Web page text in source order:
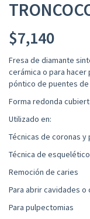
$7,140
Fresa de diamante
cerámica o para
póntico de puentes de
Forma redonda
Utilizado en:
Técnicas de coronas y
Técnica de
Remoción de caries
Para abrir cavidades
Para pulpectomias